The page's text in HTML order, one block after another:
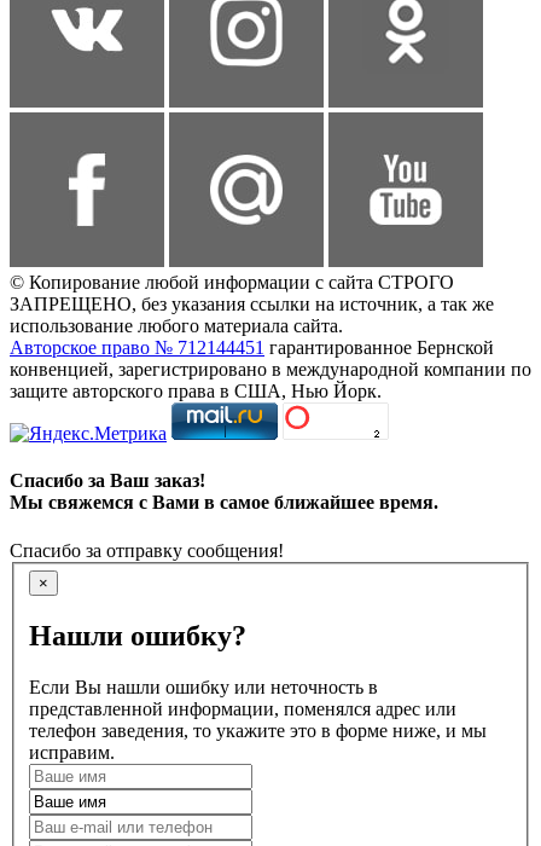
© Копирование любой информации с сайта СТРОГО
ЗАПРЕЩЕНО, без указания ссылки на источник, а так же
использование любого материала сайта.
Авторское право № 712144451 гарантированное Бернской
конвенцией, зарегистрировано в международной компании по
защите авторского права в США, Нью Йорк.
Спасибо за Ваш заказ!
Мы свяжемся с Вами в самое ближайшее время.
Спасибо за отправку сообщения!
×
Нашли ошибку?
Если Вы нашли ошибку или неточность в
представленной информации, поменялся адрес или
телефон заведения, то укажите это в форме ниже, и мы
исправим.